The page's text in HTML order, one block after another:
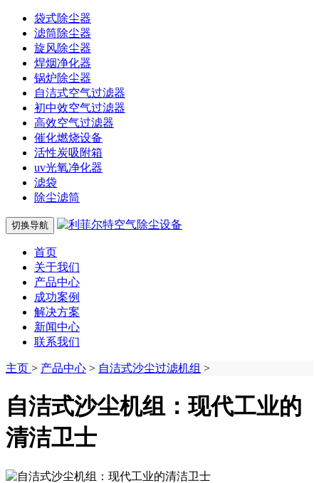
袋式除尘器
滤筒除尘器
旋风除尘器
焊烟净化器
锅炉除尘器
自洁式空气过滤器
初中效空气过滤器
高效空气过滤器
催化燃烧设备
活性炭吸附箱
uv光氧净化器
滤袋
除尘滤筒
切换导航
首页
关于我们
产品中心
成功案例
解决方案
新闻中心
联系我们
主页 > 产品中心 > 自洁式沙尘过滤机组 >
自洁式沙尘机组：现代工业的
清洁卫士